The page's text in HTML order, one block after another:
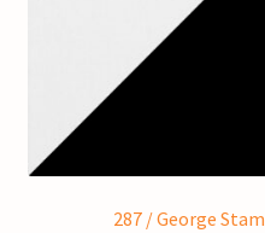
287 / George Stam